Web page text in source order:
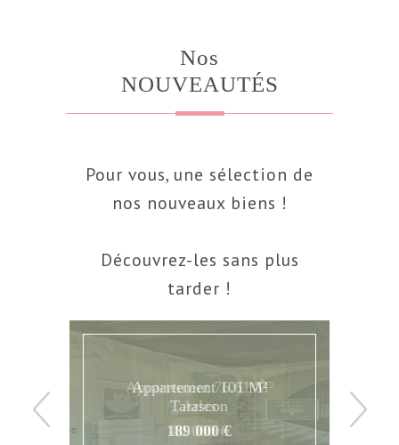
Nos
NOUVEAUTÉS
Pour vous, une sélection de
nos nouveaux biens !
Découvrez-les sans plus
tarder !
Appartement 76.61 M²
Arles
80 000 €